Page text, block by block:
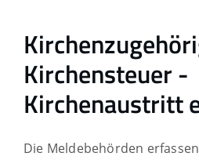
Kirchensteuer -
Kirchenaustritt
Die Meldebehörden